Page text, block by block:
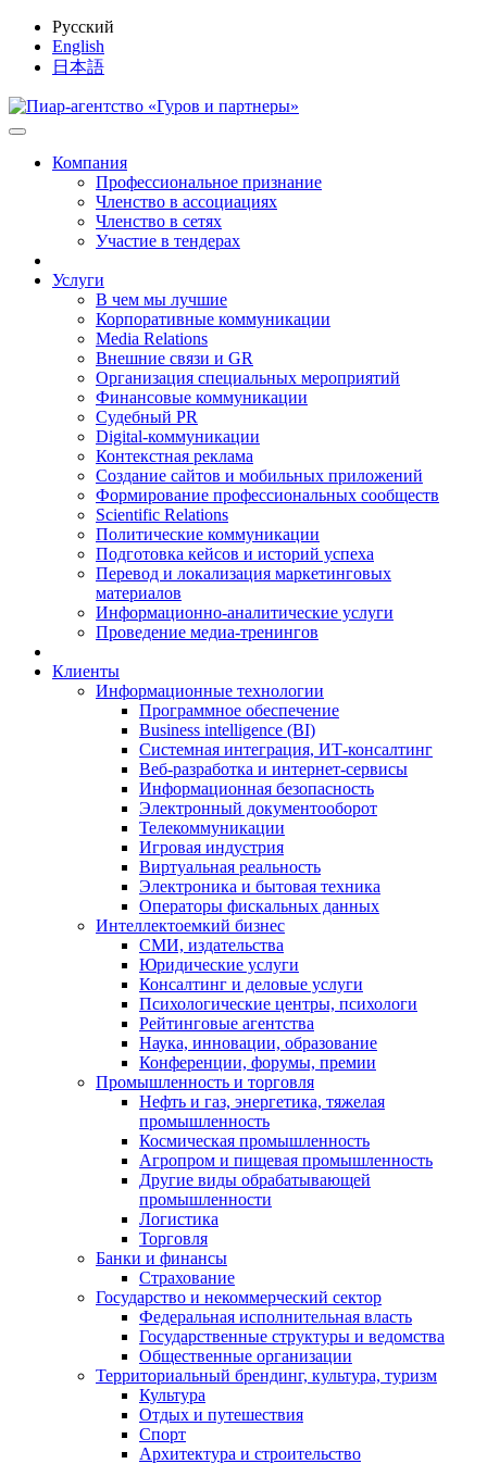
Русский
English
日本語
Компания
Профессиональное признание
Членство в ассоциациях
Членство в сетях
Участие в тендерах
Услуги
В чем мы лучшие
Корпоративные коммуникации
Media Relations
Внешние связи и GR
Организация специальных мероприятий
Финансовые коммуникации
Судебный PR
Digital-коммуникации
Контекстная реклама
Создание сайтов и мобильных приложений
Формирование профессиональных сообществ
Scientific Relations
Политические коммуникации
Подготовка кейсов и историй успеха
Перевод и локализация маркетинговых
материалов
Информационно-аналитические услуги
Проведение медиа-тренингов
Клиенты
Информационные технологии
Программное обеспечение
Business intelligence (BI)
Системная интеграция, ИТ-консалтинг
Веб-разработка и интернет-сервисы
Информационная безопасность
Электронный документооборот
Телекоммуникации
Игровая индустрия
Виртуальная реальность
Электроника и бытовая техника
Операторы фискальных данных
Интеллектоемкий бизнес
СМИ, издательства
Юридические услуги
Консалтинг и деловые услуги
Психологические центры, психологи
Рейтинговые агентства
Наука, инновации, образование
Конференции, форумы, премии
Промышленность и торговля
Нефть и газ, энергетика, тяжелая
промышленность
Космическая промышленность
Агропром и пищевая промышленность
Другие виды обрабатывающей
промышленности
Логистика
Торговля
Банки и финансы
Страхование
Государство и некоммерческий сектор
Федеральная исполнительная власть
Государственные структуры и ведомства
Общественные организации
Территориальный брендинг, культура, туризм
Культура
Отдых и путешествия
Спорт
Архитектура и строительство